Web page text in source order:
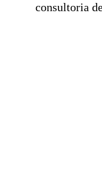
consultoria